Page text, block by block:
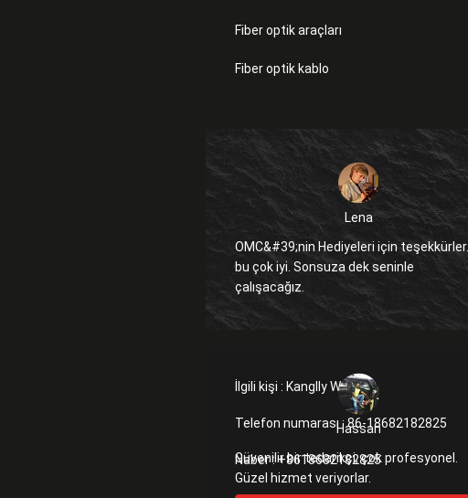
Fiber optik araçları
Fiber optik kablo
Lena
OMC&#39;nin Hediyeleri için teşekkürler.
bu çok iyi. Sonsuza dek seninle
çalışacağız.
Hassan
Güvenilir bir tedarikçi, çok profesyonel.
Güzel hizmet veriyorlar.
İlgili kişi : Kanglly Wong
Telefon numarası : 86-18682182825
Naber :+8618682182825